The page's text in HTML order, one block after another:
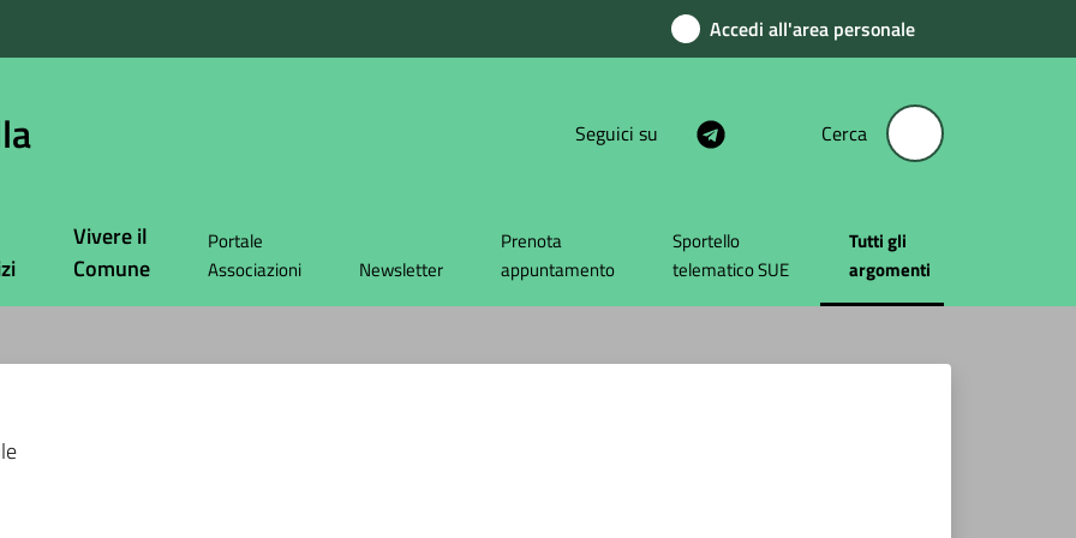
Accedi all'area personale
Seguici su Cerca
Vivere il
Comune
Portale
Associazioni
Newsletter
Prenota
appuntamento
Sportello
telematico SUE
Tutti gli
argomenti
Menu selezionato